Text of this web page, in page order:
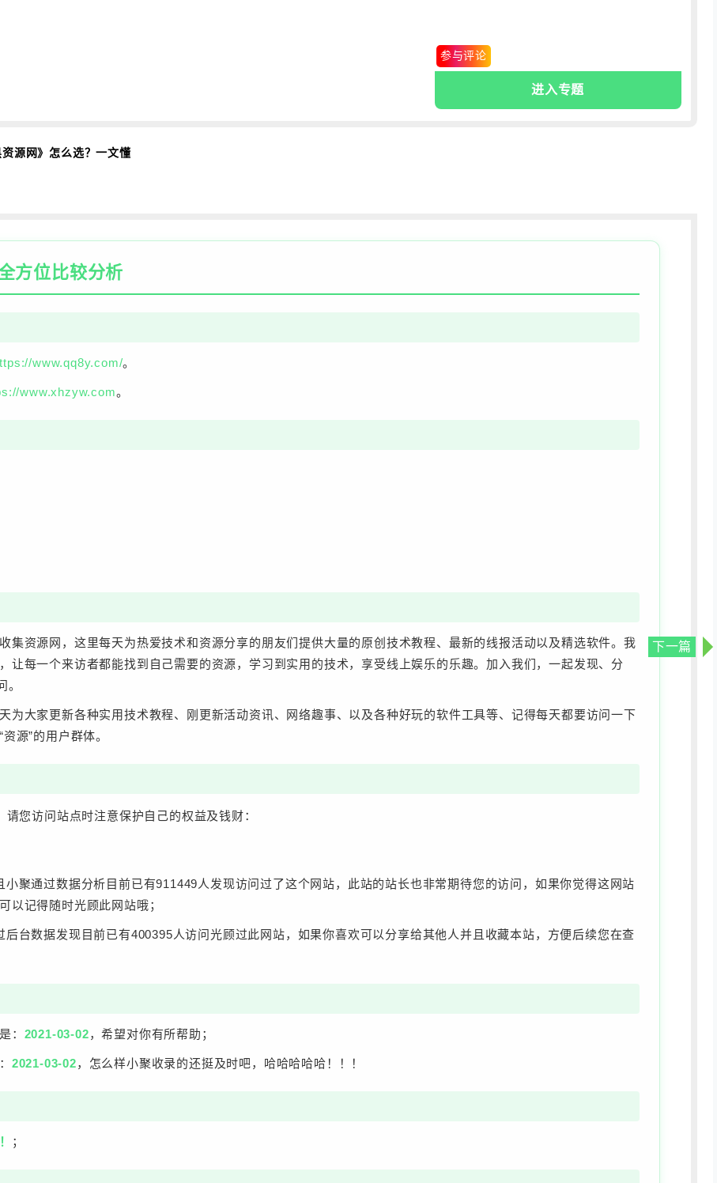
下一篇
参与评论
进入专题
源网》怎么选？一文懂
方位比较分析
www.qq8y.com/。
www.xhzyw.com。
集资源网，这里每天为热爱技术和资源分享的朋友们提供大量的原创技术教程、最新的线报活动以及精选软件。我
让每一个来访者都能找到自己需要的资源，学习到实用的技术，享受线上娱乐的乐趣。加入我们，一起发现、分
为大家更新各种实用技术教程、刚更新活动资讯、网络趣事、以及各种好玩的软件工具等、记得每天都要访问一下
源”的用户群体。
您访问站点时注意保护自己的权益及钱财：
小聚通过数据分析目前已有911449人发现访问过了这个网站，此站的站长也非常期待您的访问，如果你觉得这网站
以记得随时光顾此网站哦；
后台数据发现目前已有400395人访问光顾过此网站，如果你喜欢可以分享给其他人并且收藏本站，方便后续您在查
： 2021-03-02，希望对你有所帮助；
2021-03-02，怎么样小聚收录的还挺及时吧，哈哈哈哈哈！！！
；